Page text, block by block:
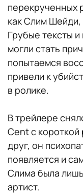
перекрученных
как Слим Шейди,
Грубые тексты
могли стать
попытаемся
привели к
в ролике.
В трейлере
Cent с
друг, он
появляется и
Слима была
артист.